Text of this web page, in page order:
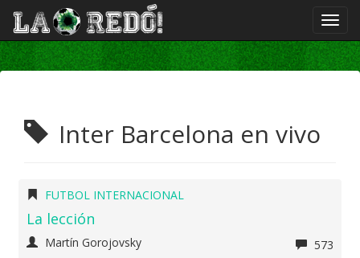
Inter Barcelona en vivo
FUTBOL INTERNACIONAL
La lección
Martín Gorojovsky
573